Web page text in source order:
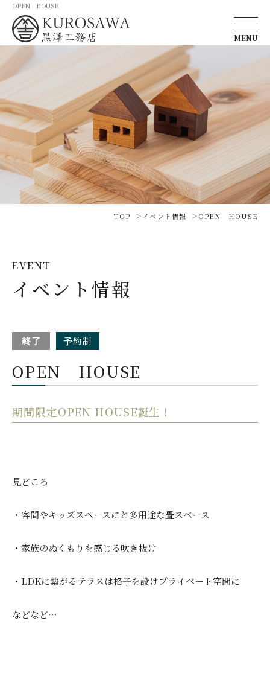
OPEN HOUSE
MENU
TOP イベント情報 OPEN HOUSE
EVENT
イベント情報
終了 予約制
OPEN HOUSE
期間限定OPEN HOUSE誕生！
見どころ
・客間やキッズスペースにと多用途な畳スペース
・家族のぬくもりを感じる吹き抜け
・LDKに繋がるテラスは格子を設けプライベート空間に
などなど…